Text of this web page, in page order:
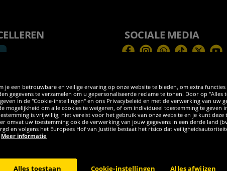
SOCIALE MEDIA
FacebookInstagramWhatsApp
TikTokTwitter
je een betrouwbare en veilige ervaring op onze website te bieden, om extra
gegevens te verzamelen om u gepersonaliseerde reclame te tonen. Door op
in de "Cookie-instellingen" en ons Privacybeleid en met de verwerking van
mogelijkheid om alle cookies te weigeren, of om individueel toestemming te geven
is vrijwillig, niet vereist voor het gebruik van onze website en je kunt
omvat uw toestemming ook de verwerking van jouw gegevens in een derde land
en volgens het Europees Hof van Justitie bestaat het risico dat
Meer informatie
Cookie-instellingen Alles afwijzen
Alles toestaan